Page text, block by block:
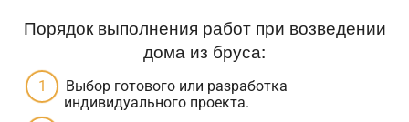
Порядок выполнения работ при возведении
дома из бруса:
Выбор готового или разработка
индивидуального проекта.